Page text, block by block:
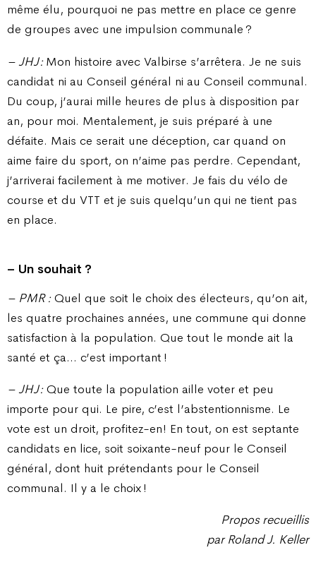
même élu, pourquoi ne pas mettre en place ce genre
de groupes avec une impulsion communale ?
– JHJ :Mon histoire avec Valbirse s’arrêtera. Je ne suis
candidat ni au Conseil général ni au Conseil communal.
Du coup, j’aurai mille heures de plus à disposition par
an, pour moi. Mentalement, je suis préparé à une
défaite. Mais ce serait une déception, car quand on
aime faire du sport, on n’aime pas perdre. Cependant,
j’arriverai facilement à me motiver. Je fais du vélo de
course et du VTT et je suis quelqu’un qui ne tient pas
en place.
– Un souhait ?
– PMR :Quel que soit le choix des électeurs, qu’on ait,
les quatre prochaines années, une commune qui donne
satisfaction à la population. Que tout le monde ait la
santé et ça… c’est important !
– JHJ : Que toute la population aille voter et peu
importe pour qui. Le pire, c’est l’abstentionnisme. Le
vote est un droit, profitez-en ! En tout, on est septante
candidats en lice, soit soixante-neuf pour le Conseil
général, dont huit prétendants pour le Conseil
communal. Il y a le choix !
Propos recueillis
par Roland J. Keller